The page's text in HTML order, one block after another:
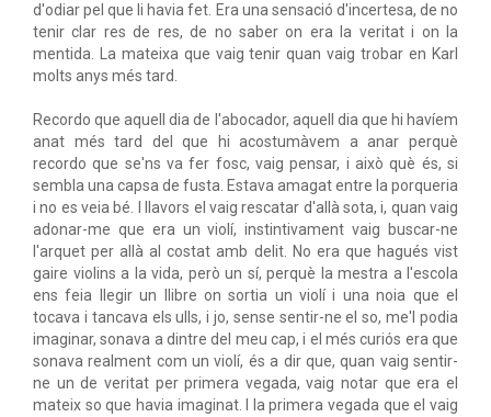
d'odiar pel que li havia fet. Era una sensació d'incertesa, de no
tenir clar res de res, de no saber on era la veritat i on la
mentida. La mateixa que vaig tenir quan vaig trobar en Karl
molts anys més tard.
Recordo que aquell dia de l'abocador, aquell dia que hi havíem
anat més tard del que hi acostumàvem a anar perquè
recordo que se'ns va fer fosc, vaig pensar, i això què és, si
sembla una capsa de fusta. Estava amagat entre la porqueria
i no es veia bé. I llavors el vaig rescatar d'allà sota, i, quan vaig
adonar-me que era un violí, instintivament vaig buscar-ne
l'arquet per allà al costat amb delit. No era que hagués vist
gaire violins a la vida, però un sí, perquè la mestra a l'escola
ens feia llegir un llibre on sortia un violí i una noia que el
tocava i tancava els ulls, i jo, sense sentir-ne el so, me'l podia
imaginar, sonava a dintre del meu cap, i el més curiós era que
sonava realment com un violí, és a dir que, quan vaig sentir-
ne un de veritat per primera vegada, vaig notar que era el
mateix so que havia imaginat. I la primera vegada que el vaig